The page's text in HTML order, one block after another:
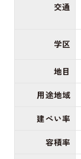
交通
学区
地目
用途地域
建ぺい率
容積率